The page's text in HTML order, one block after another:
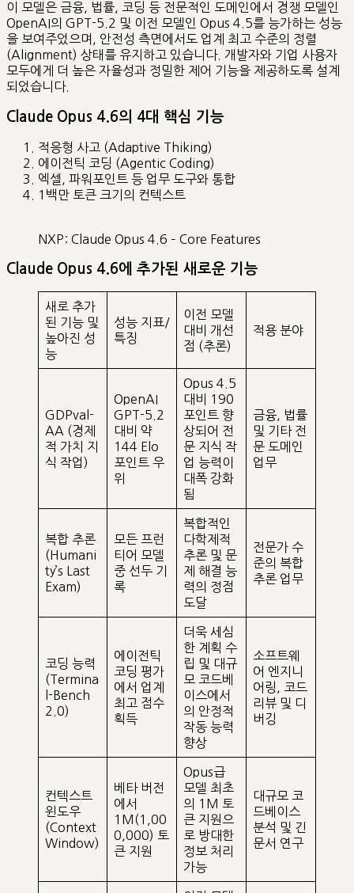
이 모델은 금융, 법률, 코딩 등 전문적인 도메인에서 경쟁 모델인
OpenAI의 GPT-5.2 및 이전 모델인 Opus 4.5를 능가하는 성능
을 보여주었으며, 안전성 측면에서도 업계 최고 수준의 정렬
(Alignment) 상태를 유지하고 있습니다. 개발자와 기업 사용자
모두에게 더 높은 자율성과 정밀한 제어 기능을 제공하도록 설계
되었습니다.
Claude Opus 4.6의 4대 핵심 기능
적응형 사고 (Adaptive Thiking)
에이전틱 코딩 (Agentic Coding)
엑셀, 파워포인트 등 업무 도구와 통합
1백만 토큰 크기의 컨텍스트
NXP: Claude Opus 4.6 – Core Features
Claude Opus 4.6에 추가된 새로운 기능
새로 추가
된 기능 및
높아진 성
능
성능 지표/
특징
이전 모델
대비 개선
점 (추론)
적용 분야
GDPval-
AA (경제
적 가치 지
식 작업)
OpenAI
GPT-5.2
대비 약
144 Elo
포인트 우
위
Opus 4.5
대비 190
포인트 향
상되어 전
문 지식 작
업 능력이
대폭 강화
됨
금융, 법률
및 기타 전
문 도메인
업무
복합 추론
(Humani
ty’s Last
Exam)
모든 프런
티어 모델
중 선두 기
록
복합적인
다학제적
추론 및 문
제 해결 능
력의 정점
도달
전문가 수
준의 복합
추론 업무
코딩 능력
(Termina
l-Bench
2.0)
에이전틱
코딩 평가
에서 업계
최고 점수
획득
더욱 세심
한 계획 수
립 및 대규
모 코드베
이스에서
의 안정적
작동 능력
향상
소프트웨
어 엔지니
어링, 코드
리뷰 및 디
버깅
컨텍스트
윈도우
(Context
Window)
베타 버전
에서
1M(1,00
0,000) 토
큰 지원
Opus급
모델 최초
의 1M 토
큰 지원으
로 방대한
정보 처리
가능
대규모 코
드베이스
분석 및 긴
문서 연구